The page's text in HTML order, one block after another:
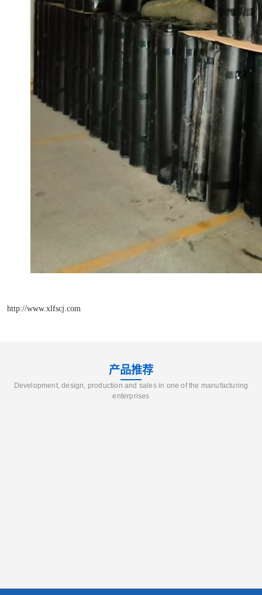
http://www.xlfscj.com
产品推荐
Development, design, production and sales in one of the manufacturing
enterprises